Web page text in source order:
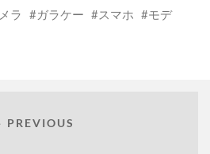
ラ ガラケー スマホ
モデ
PREVIOUS